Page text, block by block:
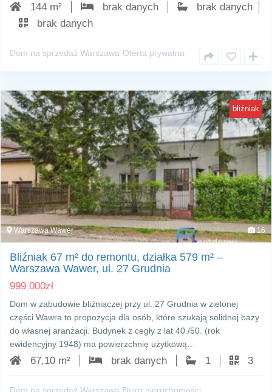
144 m² brak danych
brak danych
brak danych
Dom na sprzedaż Warszawa Oferta prywatna
bliźniak
Warszawa Wawer 16
Bliźniak 67 m² do remontu, działka 579 m² –
Warszawa Wawer, ul. 27 Grudnia
999 000zł
Dom w zabudowie bliźniaczej przy ul. 27 Grudnia w zielonej
części Wawra to propozycja dla osób, które szukają solidnej bazy
do własnej aranżacji. Budynek z cegły z lat 40./50. (rok
ewidencyjny 1948) ma powierzchnię użytkową…
67,10 m² brak danych 1 3